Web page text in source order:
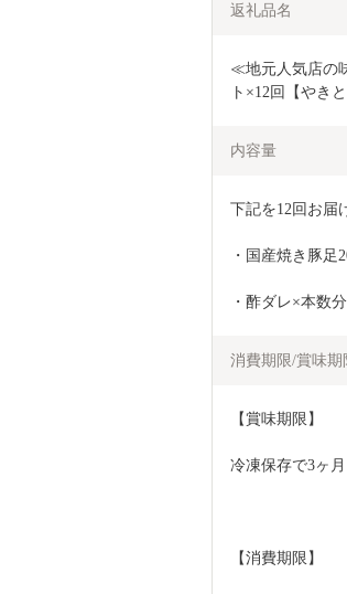
返礼品名
≪地元人気店の
ト×12回【やき
内容量
下記を12回お届
・国産焼き豚足
・酢ダレ×本数分
消費期限/賞味期
【賞味期限】
冷凍保存で3ヶ月
【消費期限】